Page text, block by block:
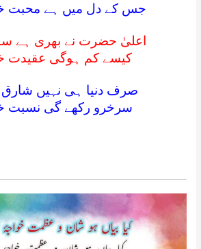
جس کے دل میں ہے محبت
اعلیٰ حضرت نے بھری ہے
کیسے کم ہوگی عقیدت
صرف دنیا ہی نہیں
سرخرو رکھے گی نسبت